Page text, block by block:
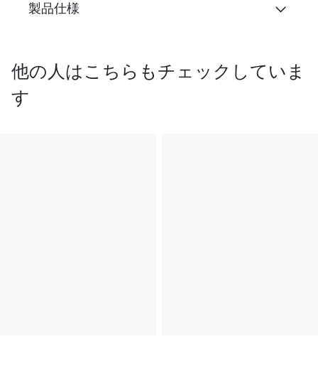
製品仕様
他の人はこちらもチェックしていま
す